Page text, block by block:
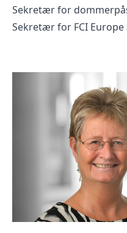
Sekretær for
Sekretær for FCI Europe